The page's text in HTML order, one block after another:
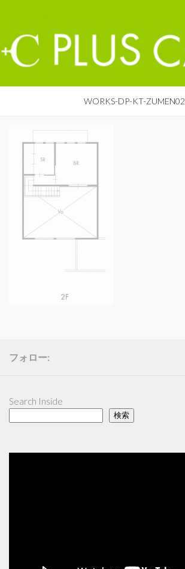
WORKS-DP-KT-ZUMEN02
フォロー:
Search Inside
検索